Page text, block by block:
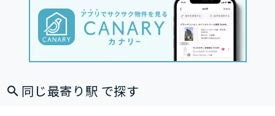
同じ最寄り駅 で探す